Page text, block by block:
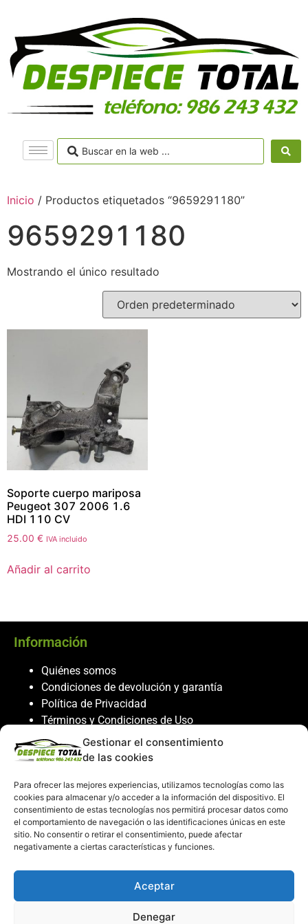
Gestionar el consentimiento
de las cookies
Para ofrecer las mejores experiencias, utilizamos tecnologías como las
cookies para almacenar y/o acceder a la información del dispositivo. El
consentimiento de estas tecnologías nos permitirá procesar datos como
el comportamiento de navegación o las identificaciones únicas en este
sitio. No consentir o retirar el consentimiento, puede afectar
negativamente a ciertas características y funciones.
Aceptar
Denegar
Inicio / Productos etiquetados “9659291180”
9659291180
Mostrando el único resultado
Soporte cuerpo mariposa
Peugeot 307 2006 1.6
HDI 110 CV
25.00 € IVA incluido
Añadir al carrito
Información
Quiénes somos
Condiciones de devolución y garantía
Política de Privacidad
Términos y Condiciones de Uso
Política de Cookies
Servicio al cliente
Contacto
986 243 432
608 867 074
recambiosdespiecetotal@gmail.com
Mi cuenta
Mi Cuenta